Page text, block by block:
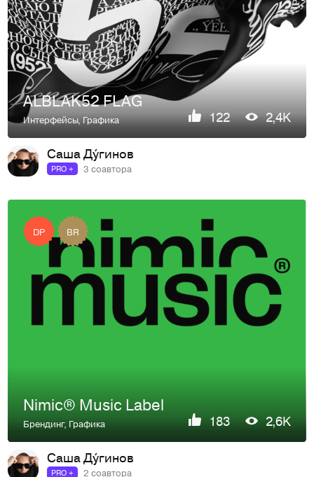
ALBLAK52 FLAG
Интерфейсы,Графика 122 2,4K
Саша Ду́гинов
PRO + 3 соавтора
DP BR
Nimic® Music Label
Брендинг, Графика 183 2,6K
Саша Ду́гинов
PRO + 2 соавтора